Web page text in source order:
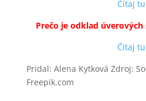
Čítaj tu
Prečo je odklad
Čítaj tu
Pridal: Alena Kytková Zdroj:
Freepik.com